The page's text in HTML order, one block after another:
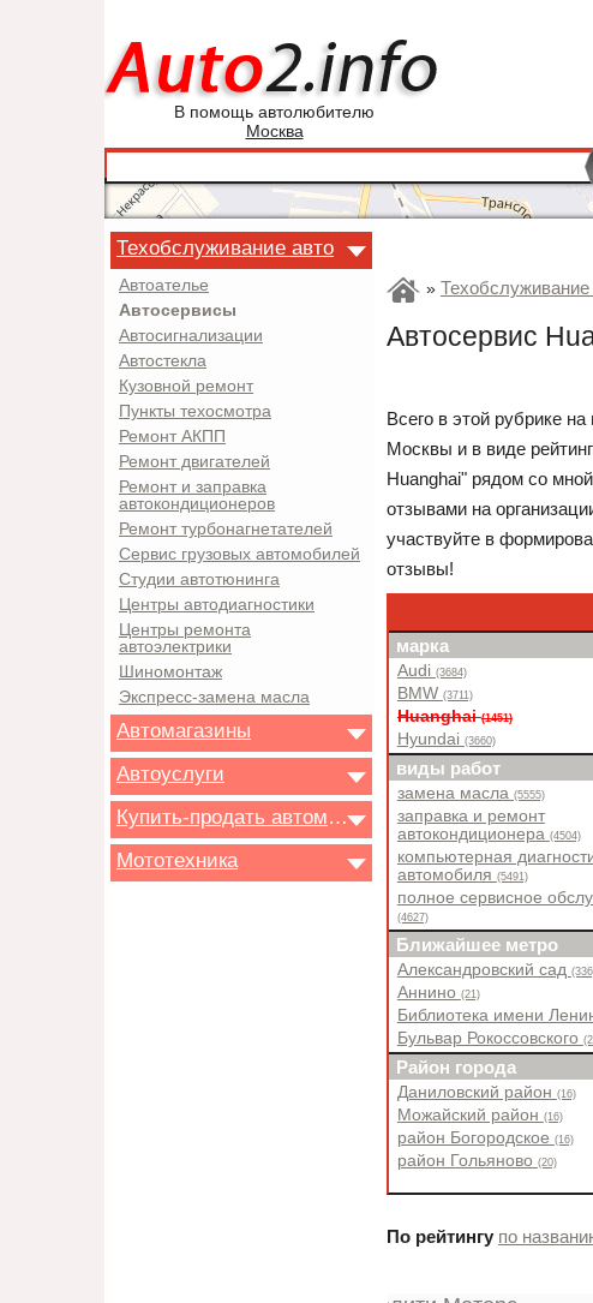
В помощь автолюбителю
Москва
Техобслуживание авто
Автоателье
Автосервисы
Автосигнализации
Автостекла
Кузовной ремонт
Пункты техосмотра
Ремонт АКПП
Ремонт двигателей
Ремонт и заправка
автокондиционеров
Ремонт турбонагнетателей
Сервис грузовых автомобилей
Студии автотюнинга
Центры автодиагностики
Центры ремонта
автоэлектрики
Шиномонтаж
Экспресс-замена масла
Автомагазины
Автоуслуги
Купить-продать автомобиль
Мототехника
»
Автосервис
Всего в этой рубрике
Москвы и в виде
Huanghai" рядом со
отзывами на
участвуйте в
отзывы!
марка
Audi (3684)
BMW (3711)
Huanghai(1451)
Hyundai (3660)
виды работ
замена масла (5555)
заправка и ремонт
автокондиционера (4504)
компьютерная
автомобиля (5491)
полное сервисное
(4627)
Ближайшее метро
Александровский сад
Аннино (21)
Библиотека имени
Бульвар Рокоссовского
Район города
Даниловский район (16)
Можайский район (16)
район Богородское (16)
район Гольяново (20)
По рейтингу по